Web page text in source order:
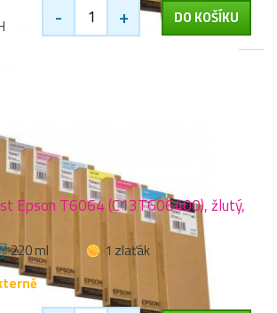
- + DO KOŠÍKU
Epson T6064 (C13T606400), žlutý,
220 ml
1 zlaťák